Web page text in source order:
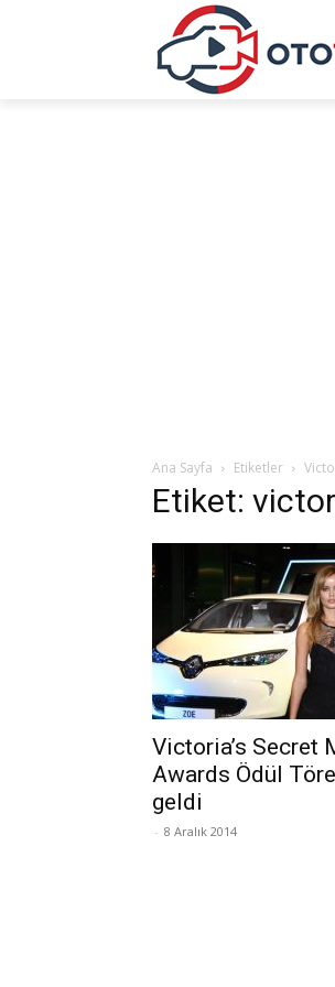
Ana Sayfa Etiketler
Etiket:
Victoria’s Secret
Awards Ödül
geldi
- 8 Aralık 2014